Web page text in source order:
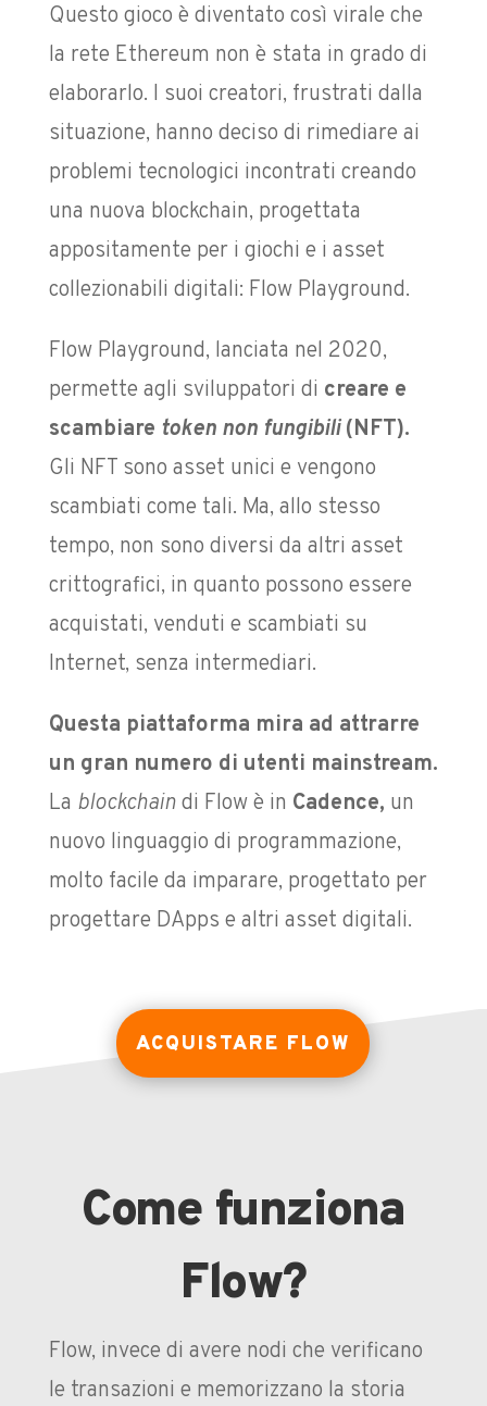
Questo gioco è diventato così virale che
la rete Ethereum non è stata in grado di
elaborarlo. I suoi creatori, frustrati dalla
situazione, hanno deciso di rimediare ai
problemi tecnologici incontrati creando
una nuova blockchain, progettata
appositamente per i giochi e i asset
collezionabili digitali: Flow Playground.
Flow Playground, lanciata nel 2020,
permette agli sviluppatori di creare e
scambiare token non fungibili(NFT).
Gli NFT sono asset unici e vengono
scambiati come tali. Ma, allo stesso
tempo, non sono diversi da altri asset
crittografici, in quanto possono essere
acquistati, venduti e scambiati su
Internet, senza intermediari.
Questa piattaforma mira ad attrarre
un gran numero di utenti mainstream.
La blockchaindi Flow è in Cadence, un
nuovo linguaggio di programmazione,
molto facile da imparare, progettato per
progettare DApps e altri asset digitali.
ACQUISTARE FLOW
Come funziona
Flow?
Flow, invece di avere nodi che verificano
le transazioni e memorizzano la storia